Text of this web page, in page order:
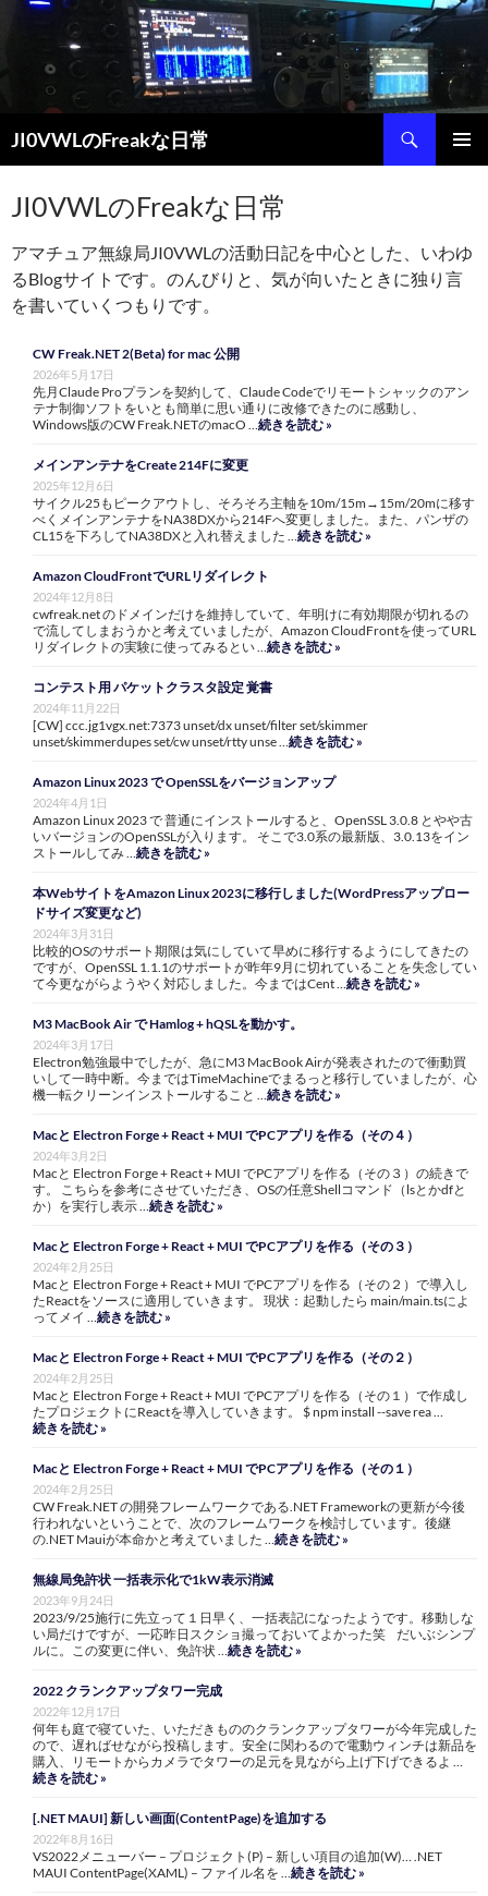
へ
ス
ッ
プ
JI0VWLのFreakな日常
索
JI0VWLのFreakな日常
アマチュア無線局JI0VWLの活動日記を中心とした、いわゆ
るBlogサイトです。のんびりと、気が向いたときに独り言
を書いていくつもりです。
CW Freak.NET 2(Beta) for mac 公開
2026年5月17日
先月Claude Proプランを契約して、Claude Codeでリモートシャックのアン
テナ制御ソフトをいとも簡単に思い通りに改修できたのに感動し、
Windows版のCW Freak.NETのmacO …続きを読む »
メインアンテナをCreate 214Fに変更
2025年12月6日
サイクル25もピークアウトし、そろそろ主軸を10m/15m→15m/20mに移す
べくメインアンテナをNA38DXから214Fへ変更しました。また、パンザの
CL15を下ろしてNA38DXと入れ替えました …続きを読む »
Amazon CloudFrontでURLリダイレクト
2024年12月8日
cwfreak.net のドメインだけを維持していて、年明けに有効期限が切れるの
で流してしまおうかと考えていましたが、Amazon CloudFrontを使ってURL
リダイレクトの実験に使ってみるとい …続きを読む »
コンテスト用 パケットクラスタ設定 覚書
2024年11月22日
[CW] ccc.jg1vgx.net:7373 unset/dx unset/filter set/skimmer
unset/skimmerdupes set/cw unset/rtty unse …続きを読む »
Amazon Linux 2023 で OpenSSLをバージョンアップ
2024年4月1日
Amazon Linux 2023 で 普通にインストールすると、OpenSSL 3.0.8 とやや古
いバージョンのOpenSSLが入ります。 そこで3.0系の最新版、3.0.13をイン
ストールしてみ …続きを読む »
本WebサイトをAmazon Linux 2023に移行しました(WordPressアップロー
ドサイズ変更など)
2024年3月31日
比較的OSのサポート期限は気にしていて早めに移行するようにしてきたの
ですが、OpenSSL 1.1.1のサポートが昨年9月に切れていることを失念してい
て今更ながらようやく対応しました。今まではCent …続きを読む »
M3 MacBook Air で Hamlog + hQSLを動かす。
2024年3月17日
Electron勉強最中でしたが、急にM3 MacBook Airが発表されたので衝動買
いして一時中断。今まではTimeMachineでまるっと移行していましたが、心
機一転クリーンインストールすること …続きを読む »
Macと Electron Forge + React + MUI でPCアプリを作る（その４）
2024年3月2日
Macと Electron Forge + React + MUI でPCアプリを作る（その３）の続きで
す。 こちらを参考にさせていただき、OSの任意Shellコマンド（lsとかdfと
か）を実行し表示 …続きを読む »
Macと Electron Forge + React + MUI でPCアプリを作る（その３）
2024年2月25日
Macと Electron Forge + React + MUI でPCアプリを作る（その２）で導入し
たReactをソースに適用していきます。 現状：起動したら main/main.tsによ
ってメイ …続きを読む »
Macと Electron Forge + React + MUI でPCアプリを作る（その２）
2024年2月25日
Macと Electron Forge + React + MUI でPCアプリを作る（その１）で作成し
たプロジェクトにReactを導入していきます。 $ npm install --save rea …
続きを読む »
Macと Electron Forge + React + MUI でPCアプリを作る（その１）
2024年2月25日
CW Freak.NET の開発フレームワークである.NET Frameworkの更新が今後
行われないということで、次のフレームワークを検討しています。後継
の.NET Mauiが本命かと考えていました …続きを読む »
無線局免許状 一括表示化で1kW表示消滅
2023年9月24日
2023/9/25施行に先立って１日早く、一括表記になったようです。移動しな
い局だけですが、一応昨日スクショ撮っておいてよかった笑 だいぶシンプ
ルに。この変更に伴い、免許状 …続きを読む »
2022 クランクアップタワー完成
2022年12月17日
何年も庭で寝ていた、いただきもののクランクアップタワーが今年完成した
ので、遅ればせながら投稿します。安全に関わるので電動ウィンチは新品を
購入、リモートからカメラでタワーの足元を見ながら上げ下げできるよ …
続きを読む »
[.NET MAUI] 新しい画面(ContentPage)を追加する
2022年8月16日
VS2022メニューバー – プロジェクト(P) – 新しい項目の追加(W)… .NET
MAUI ContentPage(XAML) – ファイル名を …続きを読む »